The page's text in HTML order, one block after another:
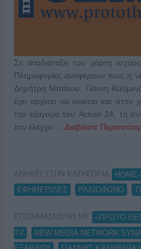
Σε αναδιάταξη του χάρτη
Πληροφορίες αναφέρουν πως η
Δημήτρη Μπάκου, Γιάννη
έχει αρχίσει να κινείται και
την εξαγορά του Action 24, τη
τον έλεγχο … Διαβάστε
ΑΝΗΚΕΙ ΣΤΗΝ ΚΑΤΗΓΟΡΙΑ:
ΕΦΗΜΕΡΙΔΕΣ
ΡΑΔΙΟΦΩΝΟ
ΕΠΙΣΗΜΑΣΜΕΝΟ ΜΕ: «ΠΡΩΤΟ
TV
NEW MEDIA NETWORK